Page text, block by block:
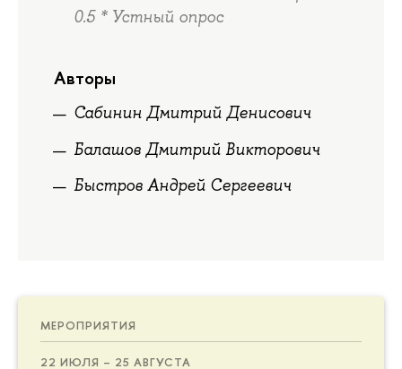
МЕРОПРИЯТИЯ
22 ИЮЛЯ – 25 АВГУСТА
0.5 * Устный опрос
Авторы
Сабинин Дмитрий Денисович
Балашов Дмитрий Викторович
Быстров Андрей Сергеевич